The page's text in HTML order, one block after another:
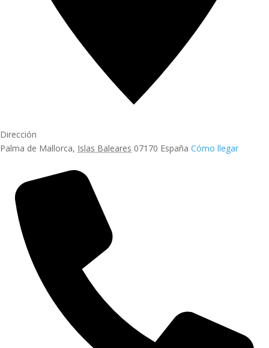
Dirección
Palma de Mallorca, Islas Baleares 07170 España Cómo llegar